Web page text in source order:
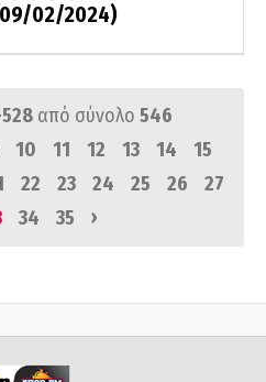
02/2024)
από σύνολο 546
10 11 12 13 14
15
22 23 24 25 26
27
34 35 ›